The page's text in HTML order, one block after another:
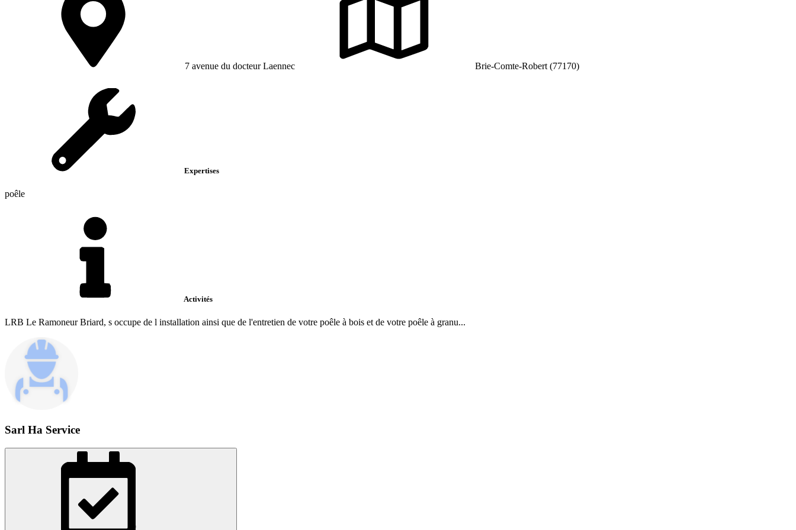
7 avenue du docteur Laennec Brie-Comte-Robert (77170)
Expertises
poêle
Activités
LRB Le Ramoneur Briard, s occupe de l installation ainsi que de l'entretien de votre poêle à bois et de votre poêle à granu...
Sarl Ha Service